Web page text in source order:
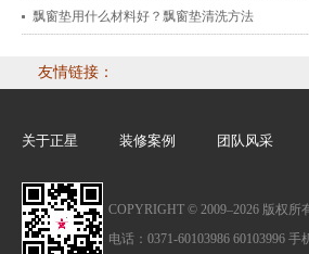
飘窗垫用什么材料好？飘窗垫清洗方法
友情链接：
关于正星 装修案例 团队风采
COPYRIGHT © 2009–2026 版权
电话：0371-60103986 60103996